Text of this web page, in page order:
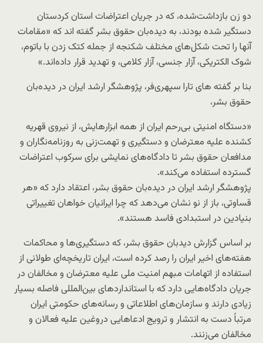
دو زن بازداشت‌شده، که در جریان اعتراضات استان کردستان
دستگیر شده بودند، به دیده‌بان حقوق بشر گفته اند که «مقامات
آنها را تحت شکل‌های مختلف شکنجه از جمله کتک زدن با باتوم،
شوک الکتریکی، آزار جنسی، آزار کلامی، و تهدید قرار داده‌اند.»
بنا بر گفته های تارا سپهری‌فر، پژوهشگر ارشد ایران در دیده‌بان
حقوق بشر،
«دستگاه امنیتی بی‌رحم ایران از همه ابزارهایش، از نیروی قهریه
کشنده علیه معترضان و دستگیری و تهمت‌زنی به روزنامه‌نگاران و
مدافعان حقوق بشر تا دادگاه‌های نمایشی برای سرکوب اعتراضات
گسترده استفاده می‌کند».
پژوهشگر ارشد ایران در دیده‌بان حقوق بشر، اعتقاد دارد که «هر
قساوتی، باز از نو نشان می‌دهد که چرا ایرانیان خواهان تغییراتی
بنیادین در استبدادی فاسد هستند».
بر اساس گزارش دیدبان حقوق بشر، که دستگیری‌ها و محاکمات
هفته‌های اخیر ایران را رصد کرده است، ایران تاریخچه‌ای طولانی از
استفاده از اتهامات مبهم امنیت ملی علیه معترضان و مخالفان در
جریان دادگاه‌هایی دارد که با استانداردهای بین‌المللی فاصله بسیار
زیادی دارند و سازمان‌های اطلاعاتی و رسانه‌های حکومتی ایران
مرتباً دست به انتشار و ترویج ادعاهایی دروغین علیه فعالان و
مخالفان می‌زنند.